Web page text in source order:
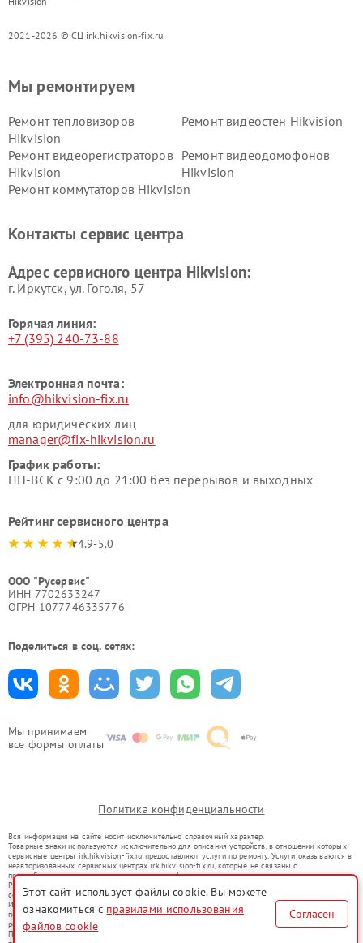
2021-2026 © СЦ irk.hikvision-fix.ru
Мы принимаем
все формы оплаты
Мы ремонтируем
Ремонт тепловизоров
Hikvision
Ремонт видеостен Hikvision
Ремонт видеорегистраторов
Hikvision
Ремонт видеодомофонов
Hikvision
Ремонт коммутаторов Hikvision
Контакты сервис центра
Адрес сервисного центра Hikvision:
г. Иркутск, ул. ​Гоголя, 57
Горячая линия:
+7 (395) 240-73-88
Электронная почта:
info@hikvision-fix.ru
для юридических лиц
manager@fix-hikvision.ru
График работы:
ПН-ВСК с 9:00 до 21:00 без перерывов и выходных
Рейтинг сервисного центра
4.9-5.0
ООО "Русервис"
ИНН 7702633247
ОГРН 1077746335776
Поделиться в соц. сетях:
Политика конфиденциальности
Вся информация на сайте носит исключительно справочный характер.
Товарные знаки используются исключительно для описания устройств, в отношении которых
сервисные центры irk.hikvision-fix.ru предоставляют услуги по ремонту. Услуги оказываются в
неавторизованных сервисных центрах irk.hikvision-fix.ru, которые не связаны с
правообладателями товарных знаков или их официальными представителями.
Ремонт осуществляется для устройств, уже введенных в гражданский оборот в соответствии
со статьей 1487 ГК РФ.
Использование товарных знаков не преследует цели индивидуализации услуг или введения
потребителей в заблуждение, а служит для информирования о предоставляемых услугах по
ремонту техники указанных брендов.
Представленная на сайте информация не является публичной офертой, определяемой
Этот сайт использует файлы cookie. Вы можете
ознакомиться с правилами использования
файлов cookie
Согласен